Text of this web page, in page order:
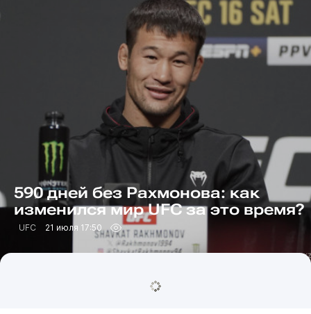
590 дней без Рахмонова: как
изменился мир UFC за это время?
UFC 21 июля 17:50